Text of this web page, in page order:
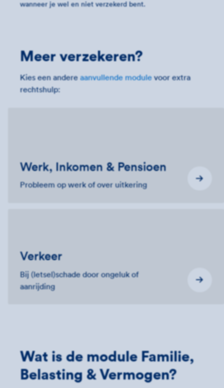
wanneer je wel en niet verzekerd bent.
Meer verzekeren?
Kies een andereaanvullende modulevoor extra
rechtshulp:
Werk, Inkomen & Pensioen
Probleem op werk of over uitkering
Verkeer
Bij (letsel)schade door ongeluk of
aanrijding
Wat is de module Familie,
Belasting & Vermogen?